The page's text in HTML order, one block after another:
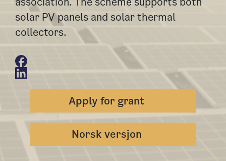
solar PV panels and solar thermal
collectors.
Apply for grant
Norsk versjon